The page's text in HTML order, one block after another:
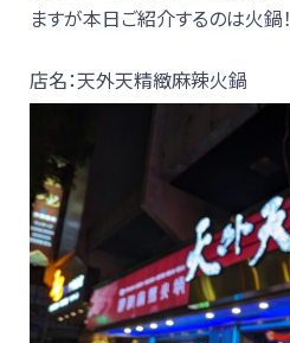
ますが本日ご紹介するのは火鍋！
店名：天外天精緻麻辣火鍋